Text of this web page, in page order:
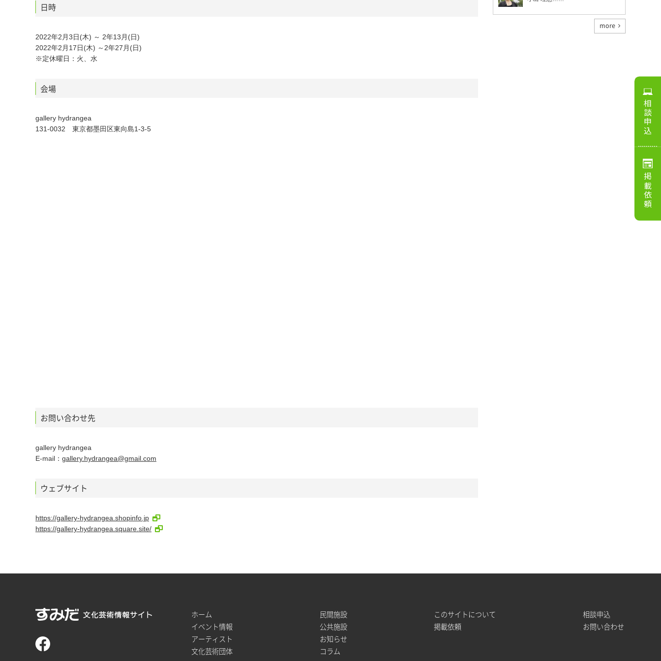
日時
2022年2月3日(木) ～ 2年13月(日)
2022年2月17日(木) ～2年27月(日)
※定休曜日：火、水
会場
gallery hydrangea
131-0032 東京都墨田区東向島1-3-5
お問い合わせ先
gallery hydrangea
E-mail： gallery.hydrangea@gmail.com
ウェブサイト
https://gallery-hydrangea.shopinfo.jp
https://gallery-hydrangea.square.site/
more
相談申込
掲載依頼
ホーム
イベント情報
アーティスト
文化芸術団体
民間施設
公共施設
お知らせ
コラム
このサイトについて
掲載依頼
相談申込
お問い合わせ